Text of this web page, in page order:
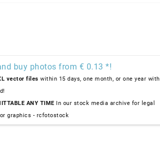
buy photos from € 0.13 *!
vector files within 15 days, one month, or one year with
ANY TIME In our stock media archive for legal
graphics - rcfotostock